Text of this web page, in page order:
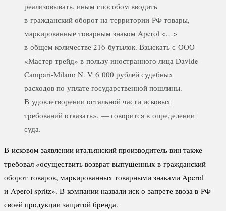
реализовывать, иным способом вводить
в гражданский оборот на территории РФ товары,
маркированные товарным знаком Aperol <…>
в общем количестве 216 бутылок. Взыскать с ООО
«Мастер трейд» в пользу иностранного лица Davide
Campari-Milano N. V 6 000 рублей судебных
расходов по уплате государственной пошлины.
В удовлетворении остальной части исковых
требований отказать», — говорится в определении
суда.
В исковом заявлении итальянский производитель вин также
требовал «осуществить возврат выпущенных в гражданский
оборот товаров, маркированных товарными знаками Aperol
и Aperol spritz». В компании назвали иск о запрете ввоза в РФ
своей продукции защитой бренда.